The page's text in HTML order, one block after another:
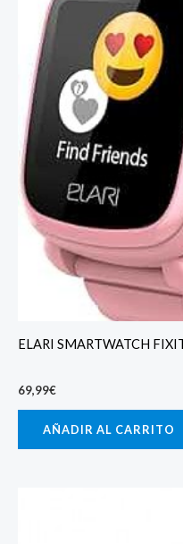
ELARI SMARTWATCH
69,99€
AÑADIR AL CARRITO